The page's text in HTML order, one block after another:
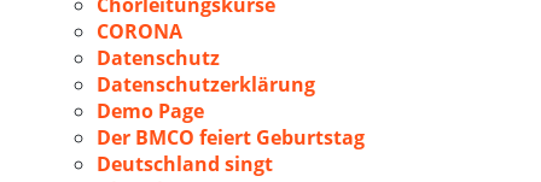
CORONA
Datenschutz
Datenschutzerklärung
Demo Page
Der BMCO feiert Geburtstag
Deutschland singt